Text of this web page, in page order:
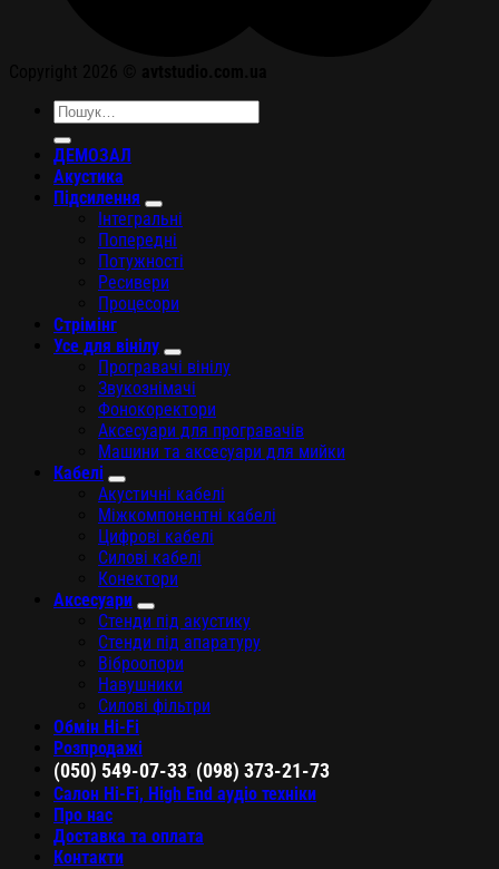
Шукати:
ДЕМОЗАЛ
Акустика
Підсилення
Інтегральні
Попередні
Потужності
Ресивери
Процесори
Стрімінг
Усе для вінілу
Програвачі вінілу
Звукознімачі
Фонокоректори
Аксесуари для програвачів
Машини та аксесуари для мийки
Кабелі
Акустичні кабелі
Міжкомпонентні кабелі
Цифрові кабелі
Силові кабелі
Конектори
Аксесуари
Стенди під акустику
Стенди під апаратуру
Віброопори
Навушники
Силові фільтри
Обмін Hi-Fi
Розпродажі
(050) 549-07-33 (098) 373-21-73
Салон Hi-Fi, High End аудіо техніки
Про нас
Доставка та оплата
Контакти